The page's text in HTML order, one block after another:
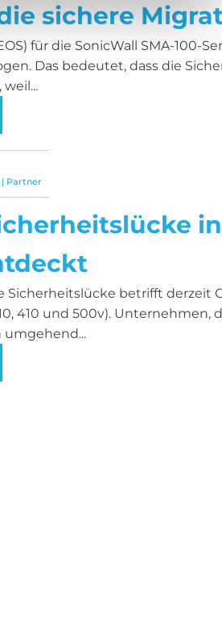
sichere
für die SonicWall SMA-100-
Das bedeutet, dass die
| Partner
Sicherheitslücke betrifft derzeit
410 und 500v). Unternehmen,
umgehend...